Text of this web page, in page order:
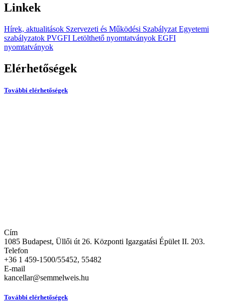
Linkek
Hírek, aktualitások Szervezeti és Működési Szabályzat Egyetemi
szabályzatok PVGFI Letölthető nyomtatványok EGFI
nyomtatványok
Elérhetőségek
További elérhetőségek
Cím
1085 Budapest, Üllői út 26. Központi Igazgatási Épület II. 203.
Telefon
+36 1 459-1500/55452, 55482
E-mail
kancellar@semmelweis.hu
További elérhetőségek